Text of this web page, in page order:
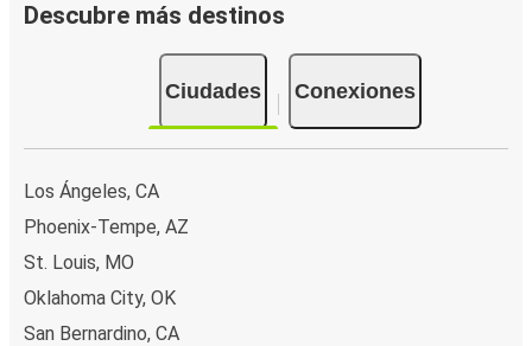
Descubre más destinos
Ciudades Conexiones
Los Ángeles, CA
Phoenix-Tempe, AZ
St. Louis, MO
Oklahoma City, OK
San Bernardino, CA